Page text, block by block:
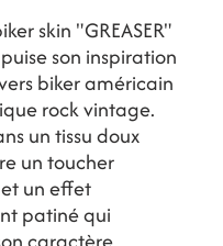
skin "GREASER"
son inspiration
biker américain
rock vintage.
un tissu doux
un toucher
un effet
patiné qui